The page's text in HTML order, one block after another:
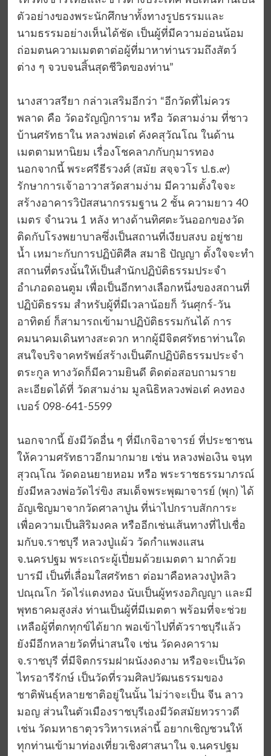
ตัวอย่างของพระนักศึกษาทั้งทางรูปธรรมและ
นามธรรมอย่างเห็นได้ชัด เป็นผู้ที่มีความอ่อนน้อม
ถ่อมตนความเมตตาต่อผู้ที่มาหาท่านรวมถึงสัตว์
ต่าง ๆ จวบจนสิ้นสุดชีวิตของท่าน”
นางสาวสรียา กล่าวเสริมอีกว่า “อีกวัดที่ไม่ควร
พลาด คือ วัดอรัญญิการาม หรือ วัดสามง่าม ที่ชาว
บ้านศรัทธาใน หลวงพ่อเต๋ คังคสุวัณโณ ในด้าน
เมตตามหานิยม เรื่องโชคลาภกับกุมารทอง
นอกจากนี้ พระศรีธีรวงศ์ (สมัย สจฺจวโร ป.ธ.๙)
รักษาการเจ้าอาวาสวัดสามง่าม มีความตั้งใจจะ
สร้างอาคารวิปัสสนากรรมฐาน 2 ชั้น ความยาว 40
เมตร จำนวน 1 หลัง ทางด้านทิศตะวันออกของวัด
ติดกับโรงพยาบาลซึ่งเป็นสถานที่เงียบสงบ อยู่ชาย
น้ำ เหมาะกับการปฏิบัติศีล สมาธิ ปัญญา ตั้งใจจะทำ
สถานที่ตรงนั้นให้เป็นสำนักปฏิบัติธรรมประจำ
อำเภอดอนตูม เพื่อเป็นอีกทางเลือกหนึ่งของสถานที่
ปฏิบัติธรรม สำหรับผู้ที่มีเวลาน้อยก็ วันศุกร์-วัน
อาทิตย์ ก็สามารถเข้ามาปฏิบัติธรรมกันได้ การ
คมนาคมเดินทางสะดวก หากผู้มีจิตศรัทธาท่านใด
สนใจบริจาคทรัพย์สร้างเป็นตึกปฏิบัติธรรมประจำ
ตระกูล ทางวัดก็มีความยินดี ติดต่อสอบถามราย
ละเอียดได้ที่ วัดสามง่าม มูลนิธิหลวงพ่อเต๋ คงทอง
เบอร์ 098-641-5599
นอกจากนี้ ยังมีวัดอื่น ๆ ที่มีเกจิอาจารย์ ที่ประชาชน
ให้ความศรัทธาวอีกมากมาย เช่น หลวงพ่อเงิน จนฺท
สุวณฺโณ วัดดอนยายหอม หรือ พระราชธรรมาภรณ์
ยังมีหลวงพ่อวัดไร่ขิง สมเด็จพระพุฒาจารย์ (พุก) ได้
อัญเชิญมาจากวัดศาลาปูน ที่น่าไปกราบสักการะ
เพื่อความเป็นสิริมงคล หรืออีกเช่นเส้นทางที่ไปเชื่อ
มกับจ.ราชบุรี หลวงปู่แผ้ว วัดกําแพงแสน
จ.นครปฐม พระเถระผู้เปี่ยมด้วยเมตตา มากด้วย
บารมี เป็นที่เลื่อมใสศรัทธา ต่อมาคือหลวงปู่หลิว
ปณฺณโก วัดไร่แตงทอง นับเป็นผู้ทรงอภิญญา และมี
พุทธาคมสูงส่ง ท่านเป็นผู้ที่มีเมตตา พร้อมที่จะช่วย
เหลือผู้ที่ตกทุกข์ได้ยาก พอเข้าไปที่ตัวราชบุรีแล้ว
ยังมีอีกหลายวัดที่น่าสนใจ เช่น วัดคงคาราม
จ.ราชบุรี ที่มีจิตกรรมฝาผนังงดงาม หรือจะเป็นวัด
ไทรอารีรักษ์ เป็นวัดที่รวมศิลปวัฒนธรรมของ
ชาติพันธุ์หลายชาติอยู่ในนั้น ไม่ว่าจะเป็น จีน ลาว
มอญ ส่วนในตัวเมืองราชบุรีเองมีวัดสมัยทวราวดี
เช่น วัดมหาธาตุวรวิหารเหล่านี้ อยากเชิญชวนให้
ทุกท่านเข้ามาท่องเที่ยวเชิงศาสนาใน จ.นครปฐม